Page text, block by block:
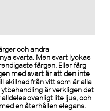
och andra
svarta. Men svart lyckas
färgen. Eller färg
med svart är att den inte
skillnad från vitt som är alla
är verkligen det
ovanligt lite ljus, och
en återhållen elegans.